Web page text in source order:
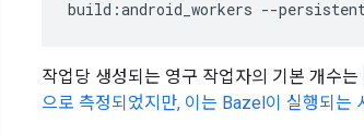
작업당 생성되는 영구 작업자의 기본 개수는
으로 측정되었지만, 이는 Bazel이 실행되는